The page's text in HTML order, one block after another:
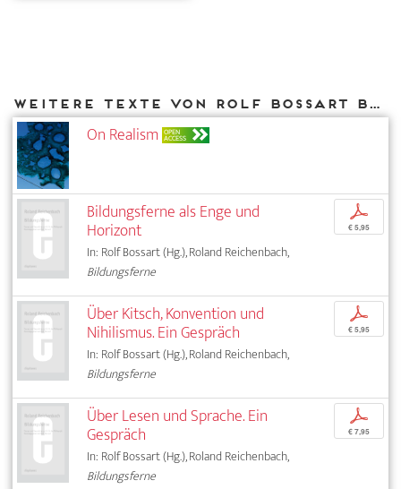
Weitere Texte von Rolf Bossart bei DIAPHANES
On Realism OPEN
ACCESS
Bildungsferne als Enge und
Horizont
In: Rolf Bossart (Hg.), Roland Reichenbach,
Bildungsferne
p
€ 5,95
Über Kitsch, Konvention und
Nihilismus. Ein Gespräch
In: Rolf Bossart (Hg.), Roland Reichenbach,
Bildungsferne
p
€ 5,95
Über Lesen und Sprache. Ein
Gespräch
In: Rolf Bossart (Hg.), Roland Reichenbach,
Bildungsferne
p
€ 7,95